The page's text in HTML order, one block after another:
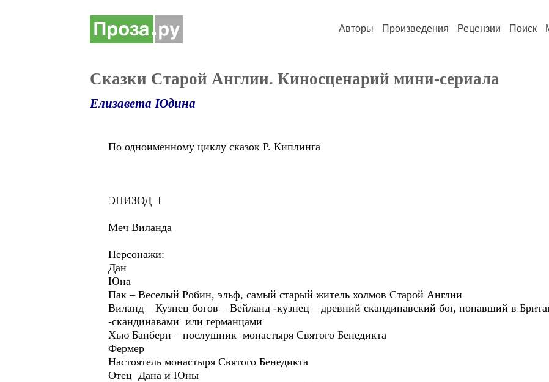
Авторы Произведения Рецензии Поиск
Сказки Старой Англии. Киносценарий мини-сериала
Елизавета Юдина
По одноименному циклу сказок Р. Киплинга
ЭПИЗОД I
Меч Виланда
Персонажи:
Дан
Юна
Пак – Веселый Робин, эльф, самый старый житель холмов Старой Англии
Виланд – Кузнец богов – Вейланд -кузнец – древний скандинавский бог, попавший в
-скандинавами или германцами
Хью Банбери – послушник монастыря Святого Бенедикта
Фермер
Настоятель монастыря Святого Бенедикта
Отец Дана и Юны